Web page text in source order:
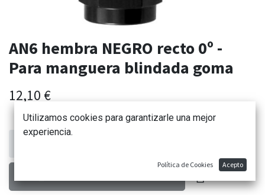
AN6 hembra NEGRO recto 0º -
Para manguera blindada goma
12,10 €
Utilizamos cookies para garantizarle una mejor
experiencia.
Política de Cookies Acepto